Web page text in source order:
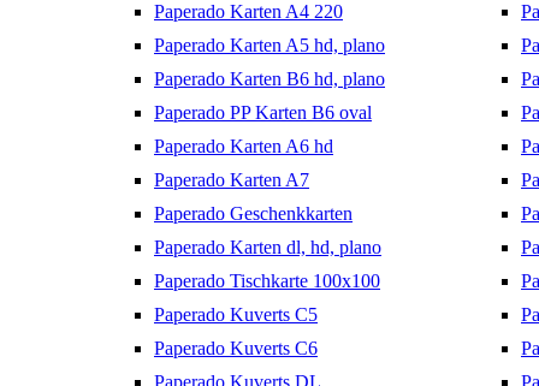
Paperado Karten A4 220
Paperado Karten A5 hd, plano
Paperado Karten B6 hd, plano
Paperado PP Karten B6 oval
Paperado Karten A6 hd
Paperado Karten A7
Paperado Geschenkkarten
Paperado Karten dl, hd, plano
Paperado Tischkarte 100x100
Paperado Kuverts C5
Paperado Kuverts C6
Paperado Kuverts DL